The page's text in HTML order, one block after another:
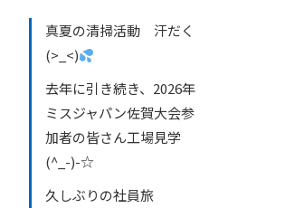
真夏の清掃活動 汗だく
(>_<)
去年に引き続き、2026年
ミスジャパン佐賀大会参
加者の皆さん工場見学
(^_-)-☆
久しぶりの社員旅